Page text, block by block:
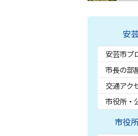
安
安芸市プ
市長の部
交通アク
市役所・
市役